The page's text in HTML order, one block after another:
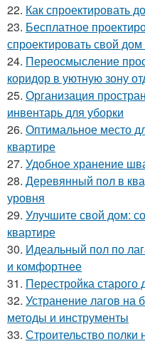
22. Как спроектировать
23. Бесплатное
спроектировать свой
24. Переосмысление
коридор в уютную зону
25. Организация
инвентарь для уборки
26. Оптимальное место
квартире
27. Удобное хранение
28. Деревянный пол в
уровня
29. Улучшите свой дом:
квартире
30. Идеальный пол по
и комфортнее
31. Перестройка старого
32. Устранение лагов на
методы и инструменты
33. Строительство полки